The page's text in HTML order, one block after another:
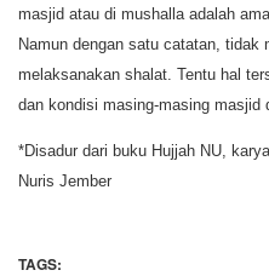
masjid atau di mushalla adalah
Namun dengan satu catatan, tidak
melaksanakan shalat. Tentu hal
dan kondisi masing-masing masjid
*Disadur dari buku Hujjah NU,
Nuris Jember
TAGS: